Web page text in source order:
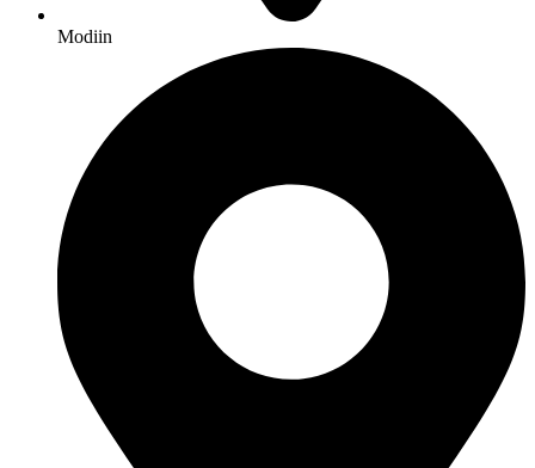
Modiin